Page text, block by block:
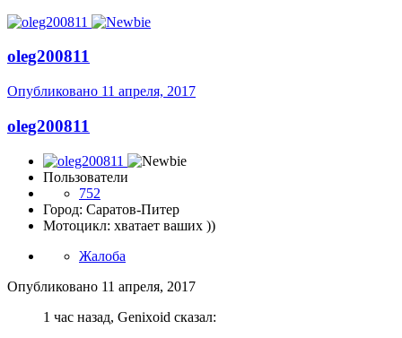
oleg200811
Опубликовано 11 апреля, 2017
oleg200811
Пользователи
752
Город: Саратов-Питер
Мотоцикл: хватает ваших ))
Жалоба
Опубликовано 11 апреля, 2017
1 час назад, Genixoid сказал: